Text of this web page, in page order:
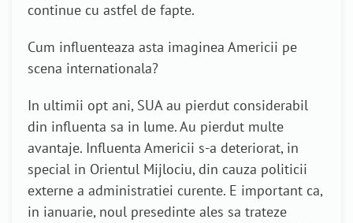
continue cu astfel de fapte.
Cum influenteaza asta imaginea Americii pe
scena internationala?
In ultimii opt ani, SUA au pierdut considerabil
din influenta sa in lume. Au pierdut multe
avantaje. Influenta Americii s-a deteriorat, in
special in Orientul Mijlociu, din cauza politicii
externe a administratiei curente. E important ca,
in ianuarie, noul presedinte ales sa trateze